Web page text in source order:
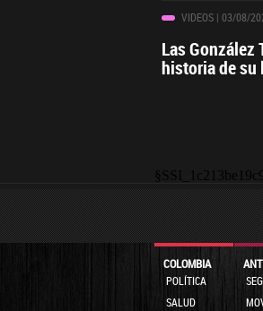
VIDEOS| 03/08/
Las González
historia de su
COLOMBIA
POLÍTICA
SALUD